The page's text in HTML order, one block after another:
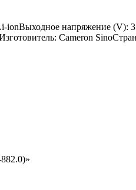
напряжение (V):
Cameron